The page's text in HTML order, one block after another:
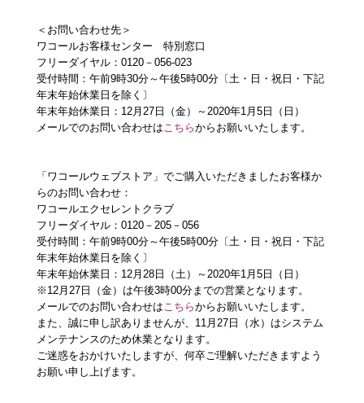
＜お問い合わせ先＞
ワコールお客様センター 特別窓口
フリーダイヤル：0120－056-023
受付時間：午前9時30分～午後5時00分〔土・日・祝日・下記
年末年始休業日を除く〕
年末年始休業日：12月27日（金）～2020年1月5日（日）
メールでのお問い合わせはこちらからお願いいたします。
「ワコールウェブストア」でご購入いただきましたお客様か
らのお問い合わせ：
ワコールエクセレントクラブ
フリーダイヤル：0120－205－056
受付時間：午前9時00分～午後5時00分〔土・日・祝日・下記
年末年始休業日を除く〕
年末年始休業日：12月28日（土）～2020年1月5日（日）
※12月27日（金）は午後3時00分までの営業となります。
メールでのお問い合わせはこちらからお願いいたします。
また、誠に申し訳ありませんが、11月27日（水）はシステム
メンテナンスのため休業となります。
ご迷惑をおかけいたしますが、何卒ご理解いただきますよう
お願い申し上げます。